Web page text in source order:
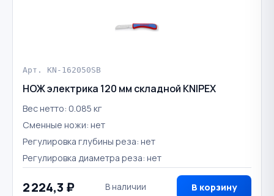
Арт. KN-162050SB
НОЖ электрика 120 мм складной KNIPEX
Вес нетто: 0.085 кг
Сменные ножи: нет
Регулировка глубины реза: нет
Регулировка диаметра реза: нет
2 224,3 ₽ В наличии В корзину